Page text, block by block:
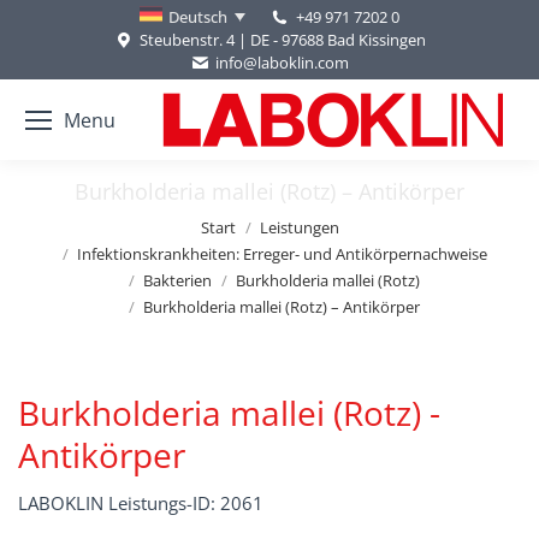
Deutsch
+49 971 7202 0
Steubenstr. 4 | DE - 97688 Bad Kissingen
info@laboklin.com
Menu
Burkholderia mallei (Rotz) – Antikörper
Start
Leistungen
Infektionskrankheiten: Erreger- und Antikörpernachweise
Bakterien
Burkholderia mallei (Rotz)
Burkholderia mallei (Rotz) – Antikörper
Burkholderia mallei (Rotz) -
Antikörper
LABOKLIN Leistungs-ID: 2061